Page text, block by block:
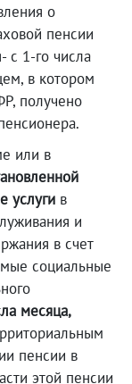
о
пенсии
с 1-го числа
в котором
получено
или в
услуги в
и
в счет
социальные
месяца,
пенсии в
этой пенсии